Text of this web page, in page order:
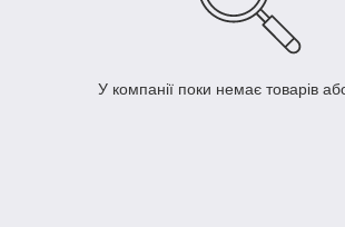
У компанії поки немає товарів